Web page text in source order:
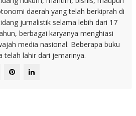
daerah yang telah berkiprah di
jurnalistik selama lebih dari 17
berbagai karyanya menghiasi
media nasional. Beberapa buku
telah lahir dari jemarinya.